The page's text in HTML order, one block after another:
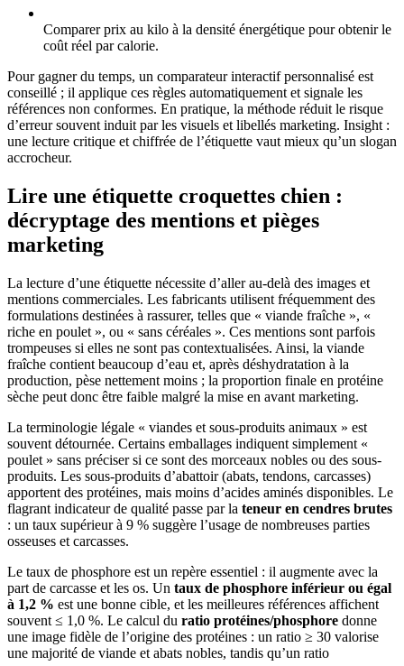
Comparer prix au kilo à la densité énergétique pour obtenir le
coût réel par calorie.
Pour gagner du temps, un comparateur interactif personnalisé est
conseillé ; il applique ces règles automatiquement et signale les
références non conformes. En pratique, la méthode réduit le risque
d’erreur souvent induit par les visuels et libellés marketing. Insight :
une lecture critique et chiffrée de l’étiquette vaut mieux qu’un slogan
accrocheur.
Lire une étiquette croquettes chien :
décryptage des mentions et pièges
marketing
La lecture d’une étiquette nécessite d’aller au-delà des images et
mentions commerciales. Les fabricants utilisent fréquemment des
formulations destinées à rassurer, telles que « viande fraîche », «
riche en poulet », ou « sans céréales ». Ces mentions sont parfois
trompeuses si elles ne sont pas contextualisées. Ainsi, la viande
fraîche contient beaucoup d’eau et, après déshydratation à la
production, pèse nettement moins ; la proportion finale en protéine
sèche peut donc être faible malgré la mise en avant marketing.
La terminologie légale « viandes et sous-produits animaux » est
souvent détournée. Certains emballages indiquent simplement «
poulet » sans préciser si ce sont des morceaux nobles ou des sous-
produits. Les sous-produits d’abattoir (abats, tendons, carcasses)
apportent des protéines, mais moins d’acides aminés disponibles. Le
flagrant indicateur de qualité passe par la teneur en cendres brutes
: un taux supérieur à 9 % suggère l’usage de nombreuses parties
osseuses et carcasses.
Le taux de phosphore est un repère essentiel : il augmente avec la
part de carcasse et les os. Un taux de phosphore inférieur ou égal
à 1,2 % est une bonne cible, et les meilleures références affichent
souvent ≤ 1,0 %. Le calcul du ratio protéines/phosphore donne
une image fidèle de l’origine des protéines : un ratio ≥ 30 valorise
une majorité de viande et abats nobles, tandis qu’un ratio